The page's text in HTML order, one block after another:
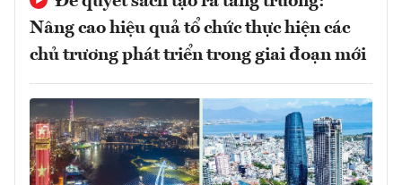
Nâng cao hiệu quả tổ chức thực hiện các
chủ trương phát triển trong giai đoạn mới